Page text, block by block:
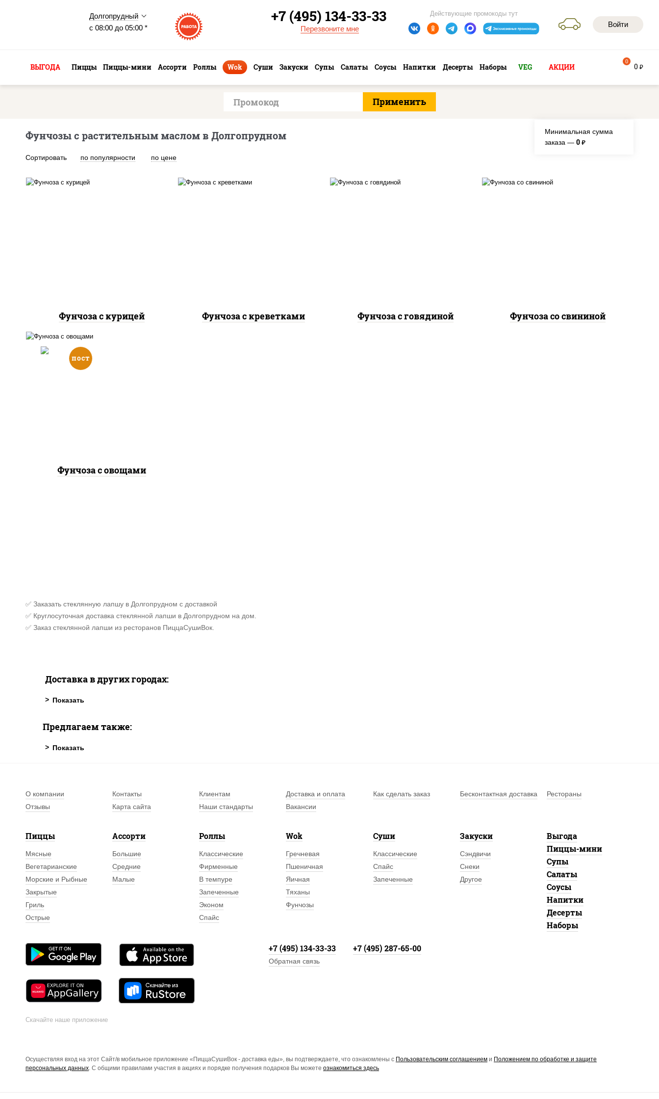
Долгопрудный
с 08:00 до 05:00 *
Войти
Действующие промокоды тут
+7 (495) 134-33-33
Перезвоните мне
ВЫГОДА Пиццы Пиццы-мини Ассорти Роллы Wok Суши Закуски Супы Салаты Соусы Напитки Десерты Наборы VEG АКЦИИ 0 руб
0
Фунчозы с растительным маслом в Долгопрудном
Сортировать по популярности по цене
Минимальная сумма
заказа — 0 руб.
Фунчоза с курицей Фунчоза с креветками Фунчоза с говядиной Фунчоза со свининой
пост
Фунчоза с овощами
✅ Заказать стеклянную лапшу в Долгопрудном с доставкой
✅ Круглосуточная доставка стеклянной лапши в Долгопрудном на дом.
✅ Заказ стеклянной лапши из ресторанов ПиццаСушиВок.
Доставка в других городах:
Предлагаем также:
О компании Контакты Клиентам Доставка и оплата Как сделать заказ Бесконтактная доставка
Рестораны
Отзывы
Карта сайта Наши стандарты Вакансии
Пиццы
Мясные
Вегетарианские
Морские и Рыбные
Закрытые
Гриль
Острые
Ассорти
Большие
Средние
Малые
Роллы
Классические
Фирменные
В темпуре
Запеченные
Эконом
Спайс
Wok
Гречневая
Пшеничная
Яичная
Тяханы
Фунчозы
Суши
Классические
Спайс
Запеченные
Закуски
Сэндвичи
Снеки
Другое
Выгода
Пиццы-мини
Супы
Салаты
Соусы
Напитки
Десерты
Наборы
Скачайте наше приложение
+7 (495) 134-33-33 +7 (495) 287-65-00
Обратная связь
Осуществляя вход на этот Сайт/в мобильное приложение «ПиццаСушиВок - доставка еды», вы подтверждаете, что ознакомлены с Пользовательским соглашением и Положением по обработке и защите
персональных данных. С общими правилами участия в акциях и порядке получения подарков Вы можете ознакомиться здесь